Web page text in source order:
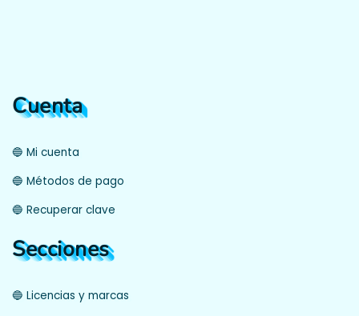
Cuenta
🔵 Mi cuenta
🔵 Métodos de pago
🔵 Recuperar clave
Secciones
🔵 Licencias y marcas